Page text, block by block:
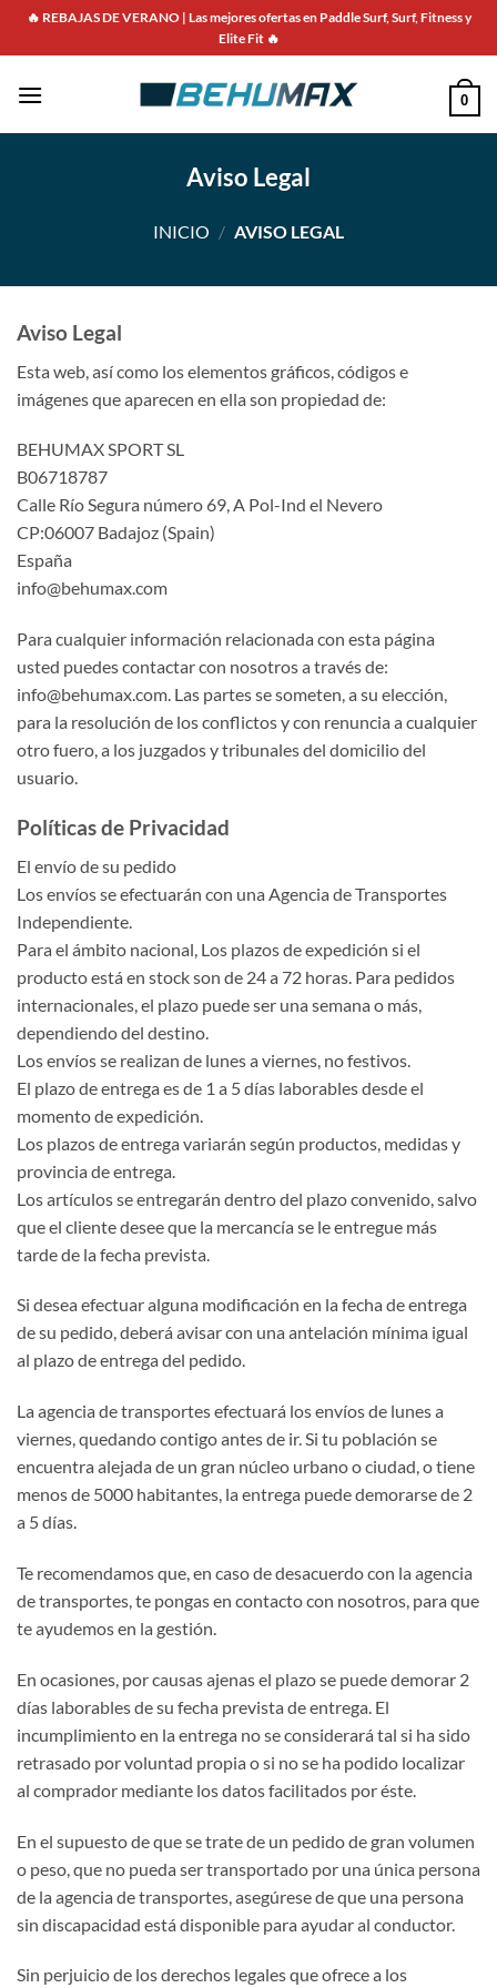
Saltar🔥 REBAJAS DE VERANO | Las mejores ofertas en Paddle Surf, Surf, Fitness y
Elite Fit 🔥
0
Aviso Legal
INICIO / AVISO LEGAL
Aviso Legal
Esta web, así como los elementos gráficos, códigos e
imágenes que aparecen en ella son propiedad de:
BEHUMAX SPORT SL
B06718787
Calle Río Segura número 69, A Pol-Ind el Nevero
CP:06007 Badajoz (Spain)
España
info@behumax.com
Para cualquier información relacionada con esta página
usted puedes contactar con nosotros a través de:
info@behumax.com. Las partes se someten, a su elección,
para la resolución de los conflictos y con renuncia a cualquier
otro fuero, a los juzgados y tribunales del domicilio del
usuario.
Políticas de Privacidad
El envío de su pedido
Los envíos se efectuarán con una Agencia de Transportes
Independiente.
Para el ámbito nacional, Los plazos de expedición si el
producto está en stock son de 24 a 72 horas. Para pedidos
internacionales, el plazo puede ser una semana o más,
dependiendo del destino.
Los envíos se realizan de lunes a viernes, no festivos.
El plazo de entrega es de 1 a 5 días laborables desde el
momento de expedición.
Los plazos de entrega variarán según productos, medidas y
provincia de entrega.
Los artículos se entregarán dentro del plazo convenido, salvo
que el cliente desee que la mercancía se le entregue más
tarde de la fecha prevista.
Si desea efectuar alguna modificación en la fecha de entrega
de su pedido, deberá avisar con una antelación mínima igual
al plazo de entrega del pedido.
La agencia de transportes efectuará los envíos de lunes a
viernes, quedando contigo antes de ir. Si tu población se
encuentra alejada de un gran núcleo urbano o ciudad, o tiene
menos de 5000 habitantes, la entrega puede demorarse de 2
a 5 días.
Te recomendamos que, en caso de desacuerdo con la agencia
de transportes, te pongas en contacto con nosotros, para que
te ayudemos en la gestión.
En ocasiones, por causas ajenas el plazo se puede demorar 2
días laborables de su fecha prevista de entrega. El
incumplimiento en la entrega no se considerará tal si ha sido
retrasado por voluntad propia o si no se ha podido localizar
al comprador mediante los datos facilitados por éste.
En el supuesto de que se trate de un pedido de gran volumen
o peso, que no pueda ser transportado por una única persona
de la agencia de transportes, asegúrese de que una persona
sin discapacidad está disponible para ayudar al conductor.
Sin perjuicio de los derechos legales que ofrece a los